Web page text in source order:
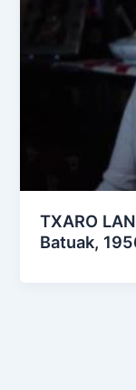
TXARO
Batuak,